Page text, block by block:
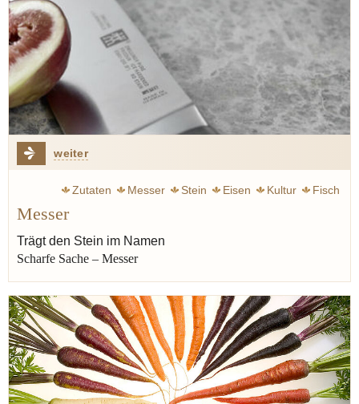
weiter
Zutaten Messer Stein Eisen Kultur
Fisch
Messer
Trägt den Stein im Namen
Scharfe Sache – Messer